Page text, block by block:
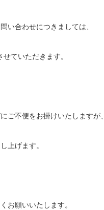
い合わせにつきましては、
ていただきます。
ご不便をお掛けいたしますが、
上げます。
お願いいたします。